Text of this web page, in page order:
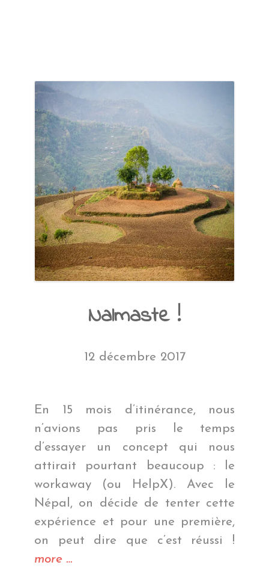
Nalmaste !
12 décembre 2017
En 15 mois d’itinérance, nous
n’avions pas pris le temps
d’essayer un concept qui nous
attirait pourtant beaucoup : le
workaway (ou HelpX). Avec le
Népal, on décide de tenter cette
expérience et pour une première,
on peut dire que c’est réussi !
more « Nalmaste
…